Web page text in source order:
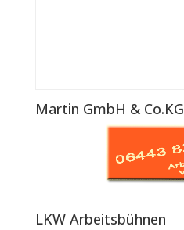
Martin GmbH & Co.KG
LKW Arbeitsbühnen